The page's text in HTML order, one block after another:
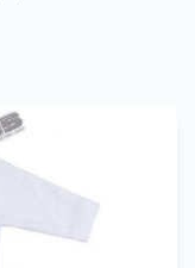
votre
VIB®